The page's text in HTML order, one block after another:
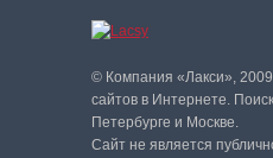
© Компания «Лакси»,
сайтов в Интернете.
Петербурге и Москве.
Сайт не является